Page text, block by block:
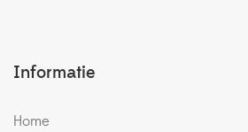
Informatie
Home